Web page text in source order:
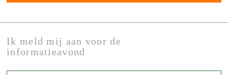
Ik meld mij aan voor de
informatieavond